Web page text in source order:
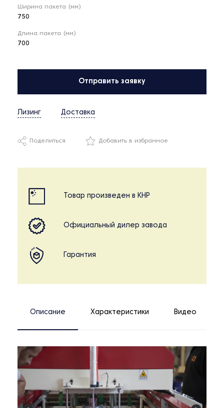
Ширина пакета (мм)
750
Длина пакета (мм)
700
Отправить заявку
Лизинг Доставка
Поделиться Добавить в избранное
Товар произведен в КНР
Официальный дилер завода
Гарантия
Описание Характеристики Видео